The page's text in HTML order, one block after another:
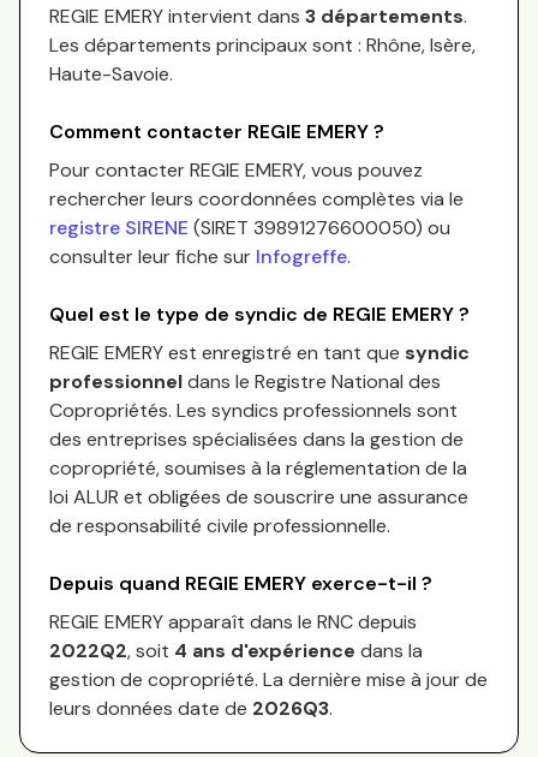
REGIE EMERYintervient dans 3 départements.
Les départements principaux sont : Rhône, Isère,
Haute-Savoie.
Comment contacter REGIE EMERY?
Pour contacterREGIE EMERY, vous pouvez
rechercher leurs coordonnées complètes via le
registre SIRENE (SIRET 39891276600050) ou
consulter leur fiche sur Infogreffe.
Quel est le type de syndic de REGIE EMERY?
REGIE EMERYest enregistré en tant que syndic
professionneldans le Registre National des
Copropriétés. Les syndics professionnels sont
des entreprises spécialisées dans la gestion de
copropriété, soumises à la réglementation de la
loi ALUR et obligées de souscrire une assurance
de responsabilité civile professionnelle.
Depuis quand REGIE EMERY exerce-t-il ?
REGIE EMERYapparaît dans le RNC depuis
2022Q2, soit 4 ans d'expérience dans la
gestion de copropriété. La dernière mise à jour de
leurs données date de 2026Q3.